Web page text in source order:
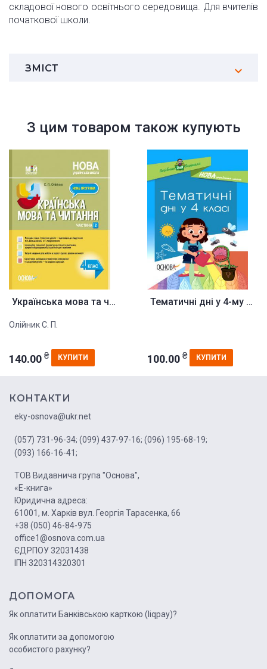
складової нового освітнього середовища. Для вчителів
початкової школи.
ЗМІСТ
З цим товаром також купують
Українська мова та читання. 4 ...
Олійник С. П.
140.00 ₴ КУПИТИ
Тематичні дні у 4-му класі
100.00 ₴ КУПИТИ
КОНТАКТИ
eky-osnova@ukr.net
(057) 731-96-34; (099) 437-97-16; (096) 195-68-19;
(093) 166-16-41;
ТОВ Видавнича група "Основа",
«Е-книга»
Юридична адреса:
61001, м. Харків вул. Георгія Тарасенка, 66
+38 (050) 46-84-975
office1@osnova.com.ua
ЄДРПОУ 32031438
ІПН 320314320301
ДОПОМОГА
Як оплатити Банківською карткою (liqpay)?
Як оплатити за допомогою
особистого рахунку?